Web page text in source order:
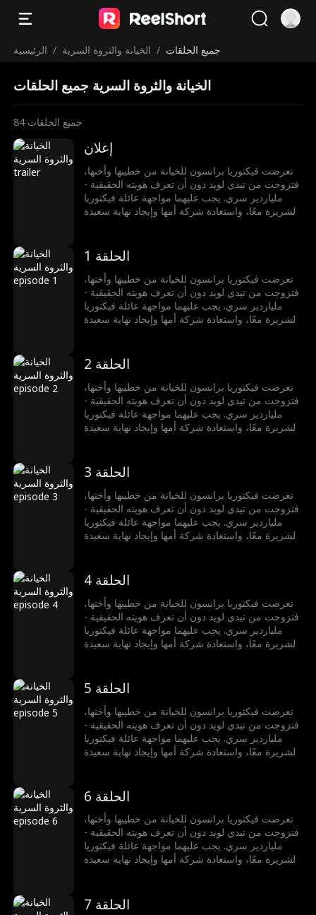
الرئيسية / الخيانة والثروة السرية / جميع الحلقات
الخيانة والثروة السرية جميع الحلقات
84 جميع الحلقات
إعلان
تعرضت فيكتوريا برانسون للخيانة من خطيبها وأختها،
فتزوجت من تيدي لويد دون أن تعرف هويته الحقيقية -
ملياردير سري. يجب عليهما مواجهة عائلة فيكتوريا
الشريرة معًا، واستعادة شركة أمها وإيجاد نهاية سعيدة
الحلقة 1
تعرضت فيكتوريا برانسون للخيانة من خطيبها وأختها،
فتزوجت من تيدي لويد دون أن تعرف هويته الحقيقية -
ملياردير سري. يجب عليهما مواجهة عائلة فيكتوريا
الشريرة معًا، واستعادة شركة أمها وإيجاد نهاية سعيدة
الحلقة 2
تعرضت فيكتوريا برانسون للخيانة من خطيبها وأختها،
فتزوجت من تيدي لويد دون أن تعرف هويته الحقيقية -
ملياردير سري. يجب عليهما مواجهة عائلة فيكتوريا
الشريرة معًا، واستعادة شركة أمها وإيجاد نهاية سعيدة
الحلقة 3
تعرضت فيكتوريا برانسون للخيانة من خطيبها وأختها،
فتزوجت من تيدي لويد دون أن تعرف هويته الحقيقية -
ملياردير سري. يجب عليهما مواجهة عائلة فيكتوريا
الشريرة معًا، واستعادة شركة أمها وإيجاد نهاية سعيدة
الحلقة 4
تعرضت فيكتوريا برانسون للخيانة من خطيبها وأختها،
فتزوجت من تيدي لويد دون أن تعرف هويته الحقيقية -
ملياردير سري. يجب عليهما مواجهة عائلة فيكتوريا
الشريرة معًا، واستعادة شركة أمها وإيجاد نهاية سعيدة
الحلقة 5
تعرضت فيكتوريا برانسون للخيانة من خطيبها وأختها،
فتزوجت من تيدي لويد دون أن تعرف هويته الحقيقية -
ملياردير سري. يجب عليهما مواجهة عائلة فيكتوريا
الشريرة معًا، واستعادة شركة أمها وإيجاد نهاية سعيدة
الحلقة 6
تعرضت فيكتوريا برانسون للخيانة من خطيبها وأختها،
فتزوجت من تيدي لويد دون أن تعرف هويته الحقيقية -
ملياردير سري. يجب عليهما مواجهة عائلة فيكتوريا
الشريرة معًا، واستعادة شركة أمها وإيجاد نهاية سعيدة
الحلقة 7